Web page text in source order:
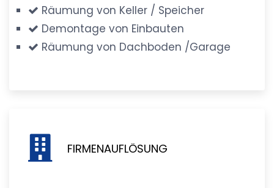
Räumung von Keller / Speicher
Demontage von Einbauten
Räumung von Dachboden /Garage
FIRMENAUFLÖSUNG